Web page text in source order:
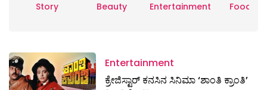
Story Beauty Entertainment Food
Entertainment
ಕ್ರೇಜಿಸ್ಟಾರ್ ಕನಸಿನ ಸಿನಿಮಾ ‘ಶಾಂತಿ ಕ್ರಾಂತಿ’